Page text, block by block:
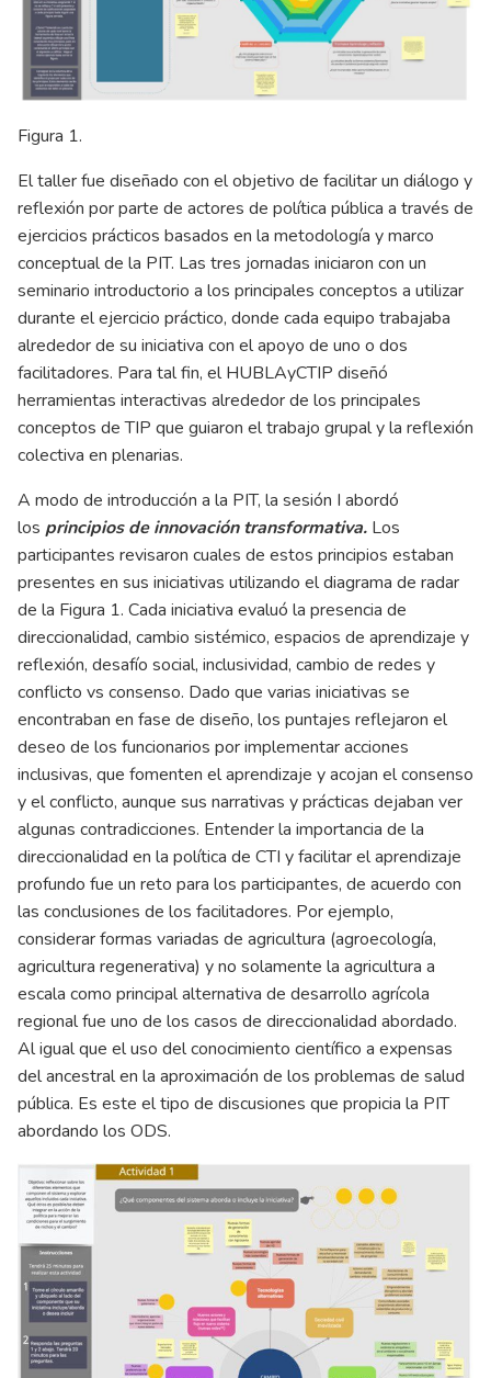
Figura 1.
El taller fue diseñado con el objetivo de facilitar un diálogo y
reflexión por parte de actores de política pública a través de
ejercicios prácticos basados en la metodología y marco
conceptual de la PIT. Las tres jornadas iniciaron con un
seminario introductorio a los principales conceptos a utilizar
durante el ejercicio práctico, donde cada equipo trabajaba
alrededor de su iniciativa con el apoyo de uno o dos
facilitadores. Para tal fin, el HUBLAyCTIP diseñó
herramientas interactivas alrededor de los principales
conceptos de TIP que guiaron el trabajo grupal y la reflexión
colectiva en plenarias.
A modo de introducción a la PIT, la sesión I abordó
los principios de innovación transformativa. Los
participantes revisaron cuales de estos principios estaban
presentes en sus iniciativas utilizando el diagrama de radar
de la Figura 1. Cada iniciativa evaluó la presencia de
direccionalidad, cambio sistémico, espacios de aprendizaje y
reflexión, desafío social, inclusividad, cambio de redes y
conflicto vs consenso. Dado que varias iniciativas se
encontraban en fase de diseño, los puntajes reflejaron el
deseo de los funcionarios por implementar acciones
inclusivas, que fomenten el aprendizaje y acojan el consenso
y el conflicto, aunque sus narrativas y prácticas dejaban ver
algunas contradicciones. Entender la importancia de la
direccionalidad en la política de CTI y facilitar el aprendizaje
profundo fue un reto para los participantes, de acuerdo con
las conclusiones de los facilitadores. Por ejemplo,
considerar formas variadas de agricultura (agroecología,
agricultura regenerativa) y no solamente la agricultura a
escala como principal alternativa de desarrollo agrícola
regional fue uno de los casos de direccionalidad abordado.
Al igual que el uso del conocimiento científico a expensas
del ancestral en la aproximación de los problemas de salud
pública. Es este el tipo de discusiones que propicia la PIT
abordando los ODS.